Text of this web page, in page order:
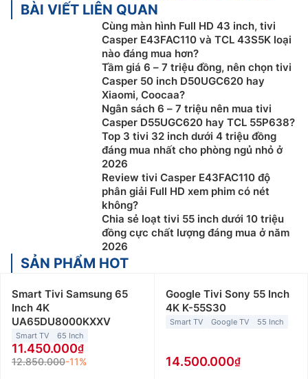
BÀI VIẾT LIÊN QUAN
Cùng màn hình Full HD 43 inch, tivi
Casper E43FAC110 và TCL 43S5K loại
nào đáng mua hơn?
Tầm giá 6 – 7 triệu đồng, nên chọn tivi
Casper 50 inch D50UGC620 hay
Xiaomi, Coocaa?
Ngân sách 6 – 7 triệu nên mua tivi
Casper D55UGC620 hay TCL 55P638?
Top 3 tivi 32 inch dưới 4 triệu đồng
đáng mua nhất cho phòng ngủ nhỏ ở
2026
Review tivi Casper E43FAC110 độ
phân giải Full HD xem phim có nét
không?
Chia sẻ loạt tivi 55 inch dưới 10 triệu
đồng cực chất lượng đáng mua ở năm
2026
SẢN PHẨM HOT
Smart Tivi Samsung 65
Inch 4K
UA65DU8000KXXV
Smart TV 65 Inch
11.450.000
12.850.000-11%
Google Tivi Sony 55 Inch
4K K-55S30
Smart TV Google TV 55 Inch
14.500.000